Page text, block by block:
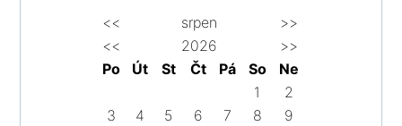
<< srpen
>>
<<
2026
>>
Po
Út St Čt Pá So
Ne
1
2
3
4 5 6 7 8
9